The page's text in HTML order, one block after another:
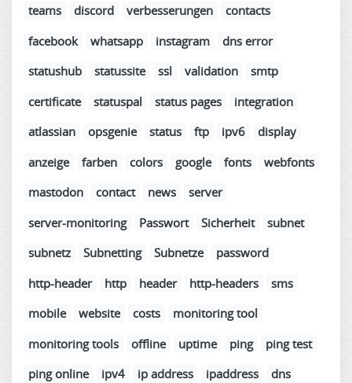
teams
discord verbesserungen
contacts
facebook
whatsapp instagram
dns error
statushub
statussite ssl validation
smtp
certificate
statuspal status pages
integration
atlassian
opsgenie status ftp ipv6
display
anzeige
farben colors google fonts
webfonts
mastodon
contact news
server
server-monitoring
Passwort Sicherheit
subnet
subnetz
Subnetting Subnetze
password
http-header
http header http-headers
sms
mobile
website costs
monitoring tool
monitoring tools
offline uptime ping
ping test
ping online
ipv4 ip address ipaddress
dns